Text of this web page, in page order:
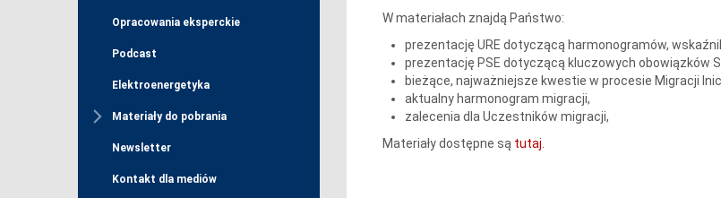
Opracowania eksperckie
Podcast
Elektroenergetyka
Materiały do pobrania
Newsletter
Kontakt dla mediów
W materiałach znajdą Państwo:
prezentację URE dotyczącą harmonogramów,
prezentację PSE dotyczącą kluczowych obowiązków
bieżące, najważniejsze kwestie w procesie Migracji
aktualny harmonogram migracji,
zalecenia dla Uczestników migracji,
Materiały dostępne są tutaj